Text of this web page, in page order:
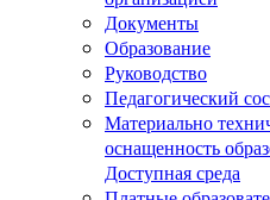
Документы
Образование
Руководство
Педагогический
Материально
оснащенность
Доступная среда